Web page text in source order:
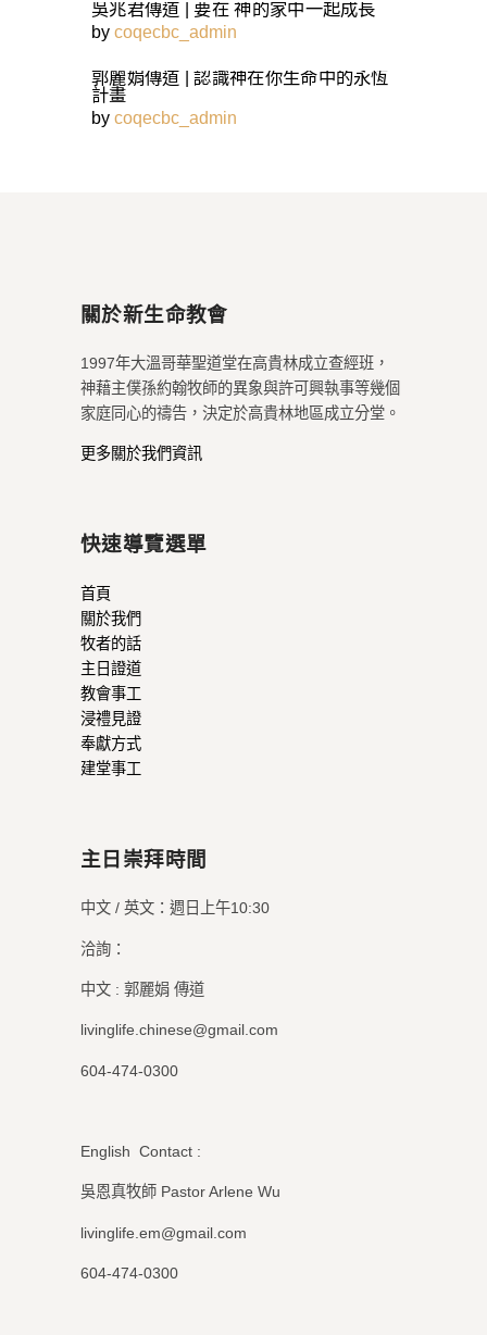
吳兆君傳道 | 要在 神的家中一起成長
by coqecbc_admin
郭麗娟傳道 | 認識神在你生命中的永恆
計畫
by coqecbc_admin
關於新生命教會
1997年大溫哥華聖道堂在高貴林成立查經班，
神藉主僕孫約翰牧師的異象與許可興執事等幾個
家庭同心的禱告，決定於高貴林地區成立分堂。
更多關於我們資訊
快速導覽選單
首頁
關於我們
牧者的話
主日證道
教會事工
浸禮見證
奉獻方式
建堂事工
主日崇拜時間
中文 / 英文：週日上午10:30
洽詢：
中文 : 郭麗娟 傳道
livinglife.chinese@gmail.com
604-474-0300
English Contact :
吳恩真牧師 Pastor Arlene Wu
livinglife.em@gmail.com
604-474-0300